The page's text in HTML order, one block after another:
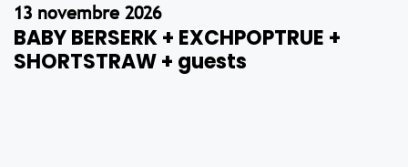
13 novembre 2026
BABY BERSERK + EXCHPOPTRUE +
SHORTSTRAW + guests